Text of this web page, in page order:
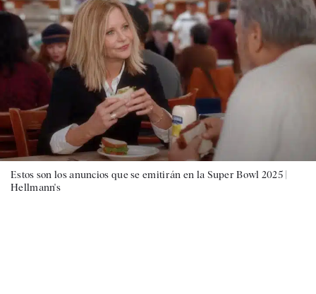
Estos son los anuncios que se emitirán en la Super Bowl 2025 |
Hellmann's